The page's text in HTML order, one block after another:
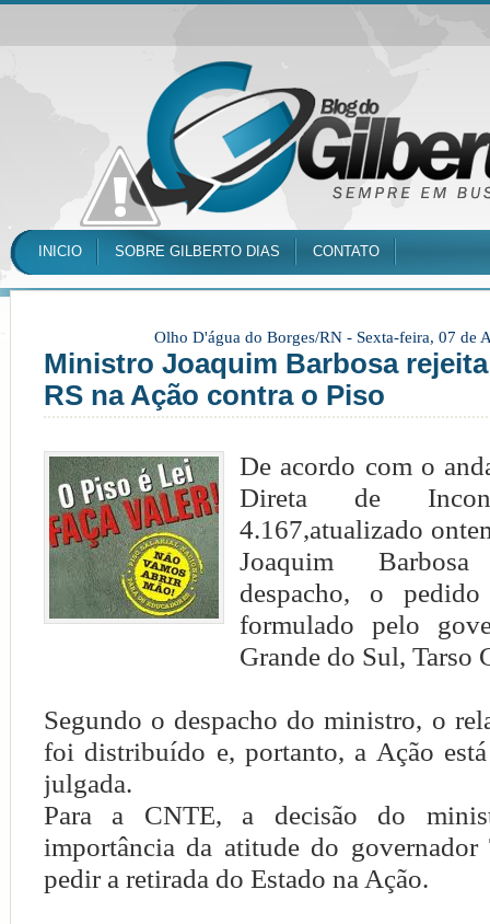
INICIO SOBRE GILBERTO DIAS CONTATO
Olho D'água do Borges/RN - Sexta-feira, 07 de
Ministro Joaquim Barbosa
RS na Ação contra o Piso
De acordo com o
Direta de
4.167,atualizado
Joaquim
despacho, o
formulado pelo
Grande do Sul, Tarso
Segundo o despacho do ministro, o
foi distribuído e, portanto, a Ação
julgada.
Para a CNTE, a decisão do
importância da atitude do governador
pedir a retirada do Estado na Ação.